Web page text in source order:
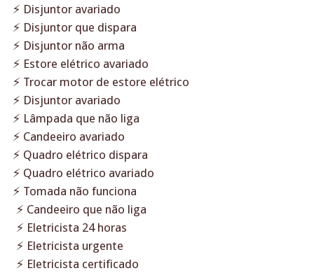
⚡ Disjuntor avariado
⚡ Disjuntor que dispara
⚡ Disjuntor não arma
⚡ Estore elétrico avariado
⚡ Trocar motor de estore elétrico
⚡ Disjuntor avariado
⚡ Lâmpada que não liga
⚡ Candeeiro avariado
⚡ Quadro elétrico dispara
⚡ Quadro elétrico avariado
⚡ Tomada não funciona
⚡ Candeeiro que não liga
⚡ Eletricista 24 horas
⚡ Eletricista urgente
⚡ Eletricista certificado